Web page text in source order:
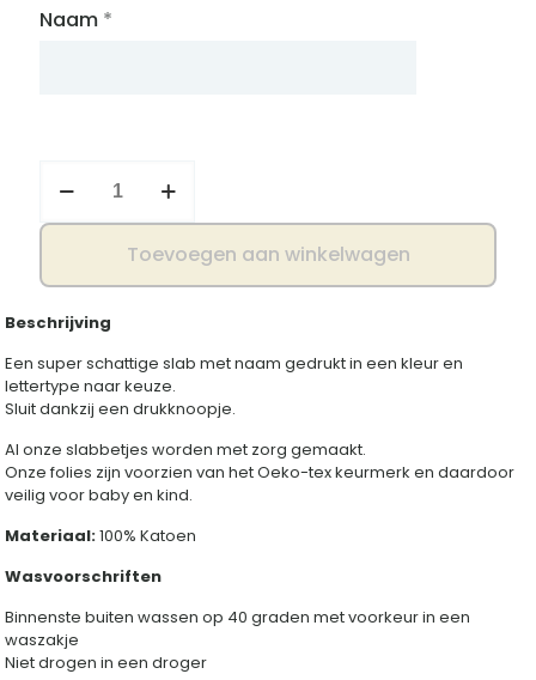
Naam *
met
Toevoegen aan winkelwagen
Beschrijving
Een super schattige slab met naam gedrukt in een kleur en
lettertype naar keuze.
Sluit dankzij een drukknoopje.
Al onze slabbetjes worden met zorg gemaakt.
Onze folies zijn voorzien van het Oeko-tex keurmerk en daardoor
veilig voor baby en kind.
Materiaal:100% Katoen
Wasvoorschriften
Binnenste buiten wassen op 40 graden met voorkeur in een
waszakje
Niet drogen in een droger